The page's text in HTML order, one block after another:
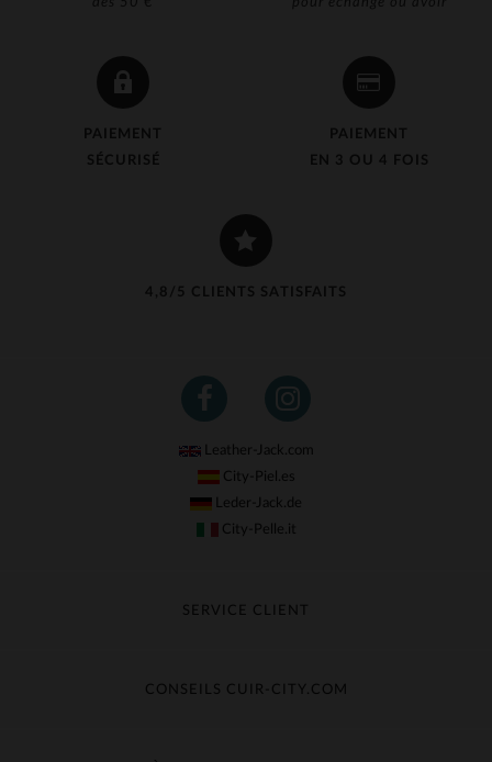
PAIEMENT
SÉCURISÉ
PAIEMENT
EN 3 OU 4 FOIS
4,8/5 CLIENTS SATISFAITS
Leather-Jack.com
City-Piel.es
Leder-Jack.de
City-Pelle.it
SERVICE CLIENT
Échange & Remboursement
CONSEILS CUIR-CITY.COM